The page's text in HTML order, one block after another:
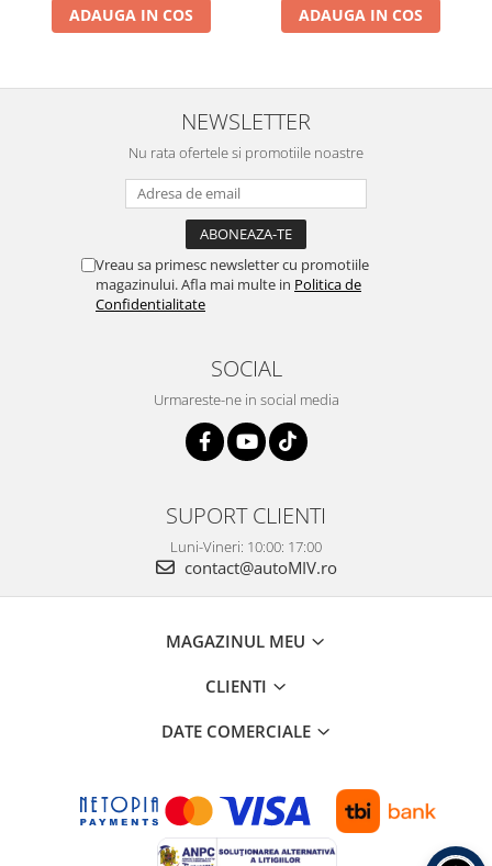
ADAUGA IN COS ADAUGA IN COS
NEWSLETTER
Nu rata ofertele si promotiile noastre
Vreau sa primesc newsletter cu promotiile
magazinului. Afla mai multe in Politica de
Confidentialitate
SOCIAL
Urmareste-ne in social media
SUPORT CLIENTI
Luni-Vineri: 10:00: 17:00
contact@autoMIV.ro
MAGAZINUL MEU
CLIENTI
DATE COMERCIALE